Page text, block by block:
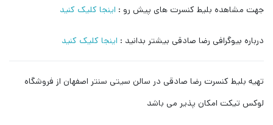
جهت مشاهده بلیط کنسرت های پیش رو : اینجا کلیک کنید
درباره بیوگرافی رضا صادقی بیشتر بدانید : اینجا کلیک کنید
تهیه بلیط کنسرت رضا صادقی در سالن سیتی سنتر اصفهان از فروشگاه
لوکس تیکت امکان پذیر می باشد